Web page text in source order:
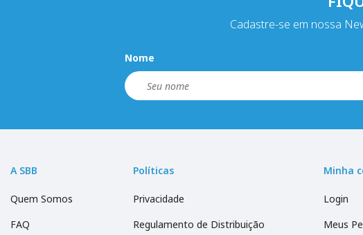
Cadastre-se em nossa
Nome
A SBB
Quem Somos
FAQ
Políticas
Privacidade
Regulamento de Distribuição
Minha
Login
Meus